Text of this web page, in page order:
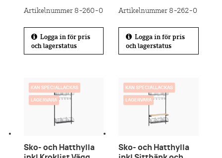
Artikelnummer 8-260-0
Logga in för pris
och lagerstatus
Artikelnummer 8-262-0
Logga in för pris
och lagerstatus
KAN SPECIALLACKAS
LAGERVARA
Sko- och Hatthylla
KAN SPECIALLACKAS
LAGERVARA
Sko- och Hatthylla